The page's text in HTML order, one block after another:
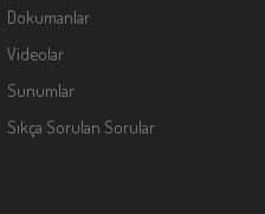
Dokumanlar
Videolar
Sunumlar
Sıkça Sorulan Sorular